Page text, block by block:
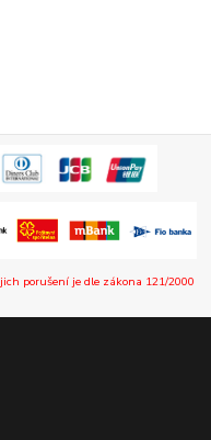
porušení je dle zákona 121/2000